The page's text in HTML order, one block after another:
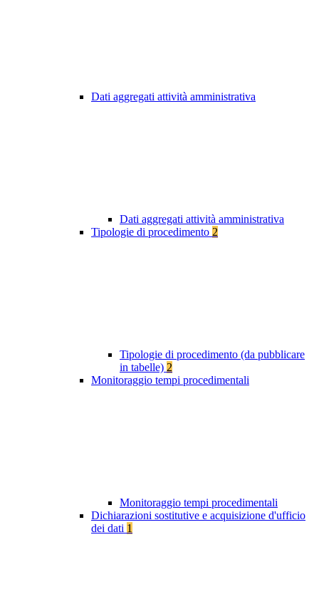
Dati aggregati attività amministrativa
Dati aggregati attività amministrativa
Tipologie di procedimento 2
Tipologie di procedimento (da pubblicare
in tabelle) 2
Monitoraggio tempi procedimentali
Monitoraggio tempi procedimentali
Dichiarazioni sostitutive e acquisizione d'ufficio
dei dati 1